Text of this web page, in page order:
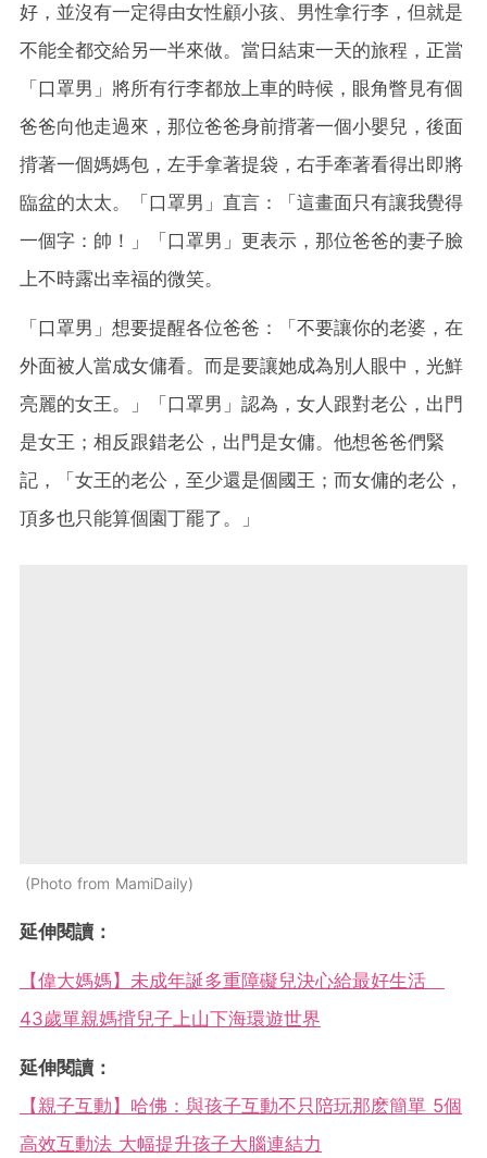
好，並沒有一定得由女性顧小孩、男性拿行李，但就是
不能全都交給另一半來做。當日結束一天的旅程，正當
「口罩男」將所有行李都放上車的時候，眼角瞥見有個
爸爸向他走過來，那位爸爸身前揹著一個小嬰兒，後面
揹著一個媽媽包，左手拿著提袋，右手牽著看得出即將
臨盆的太太。「口罩男」直言：「這畫面只有讓我覺得
一個字：帥！」「口罩男」更表示，那位爸爸的妻子臉
上不時露出幸福的微笑。
「口罩男」想要提醒各位爸爸：「不要讓你的老婆，在
外面被人當成女傭看。而是要讓她成為別人眼中，光鮮
亮麗的女王。」「口罩男」認為，女人跟對老公，出門
是女王；相反跟錯老公，出門是女傭。他想爸爸們緊
記，「女王的老公，至少還是個國王；而女傭的老公，
頂多也只能算個園丁罷了。」
Photo from MamiDaily
延伸閱讀：
【偉大媽媽】未成年誕多重障礙兒決心給最好生活
43歲單親媽揹兒子上山下海環遊世界
延伸閱讀：
【親子互動】哈佛：與孩子互動不只陪玩那麽簡單 5個
高效互動法 大幅提升孩子大腦連結力